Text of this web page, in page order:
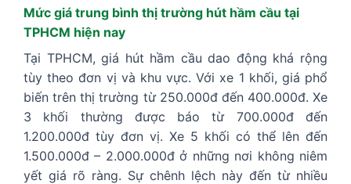
Mức giá trung bình thị trường hút hầm cầu tại
TPHCM hiện nay
Tại TPHCM, giá hút hầm cầu dao động khá rộng
tùy theo đơn vị và khu vực. Với xe 1 khối, giá phổ
biến trên thị trường từ 250.000đ đến 400.000đ. Xe
3 khối thường được báo từ 700.000đ đến
1.200.000đ tùy đơn vị. Xe 5 khối có thể lên đến
1.500.000đ – 2.000.000đ ở những nơi không niêm
yết giá rõ ràng. Sự chênh lệch này đến từ nhiều